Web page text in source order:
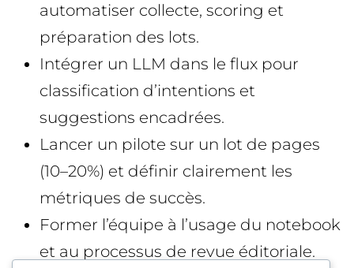
automatiser collecte, scoring et
préparation des lots.
Intégrer un LLM dans le flux pour
classification d’intentions et
suggestions encadrées.
Lancer un pilote sur un lot de pages
(10–20%) et définir clairement les
métriques de succès.
Former l’équipe à l’usage du notebook
et au processus de revue éditoriale.